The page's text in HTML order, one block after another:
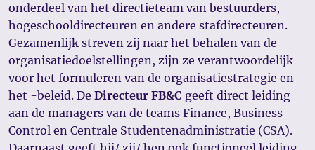
onderdeel van het directieteam van bestuurders,
hogeschooldirecteuren en andere stafdirecteuren.
Gezamenlijk streven zij naar het behalen van de
organisatiedoelstellingen, zijn ze verantwoordelijk
voor het formuleren van de organisatiestrategie en
het -beleid. De Directeur FB&C geeft direct leiding
aan de managers van de teams Finance, Business
Control en Centrale Studentenadministratie (CSA).